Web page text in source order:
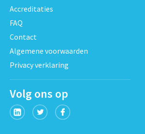
Accreditaties
FAQ
Contact
Algemene voorwaarden
Privacy verklaring
Volg ons op